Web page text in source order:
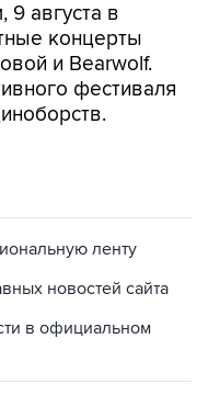
августа в
концерты
и Bearwolf.
фестиваля
ленту
новостей сайта
в официальном